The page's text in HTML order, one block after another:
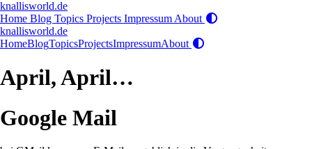
knallisworld.de
Home Blog Topics Projects Impressum About
knallisworld.de
HomeBlogTopicsProjectsImpressumAbout
April, April…
Google Mail